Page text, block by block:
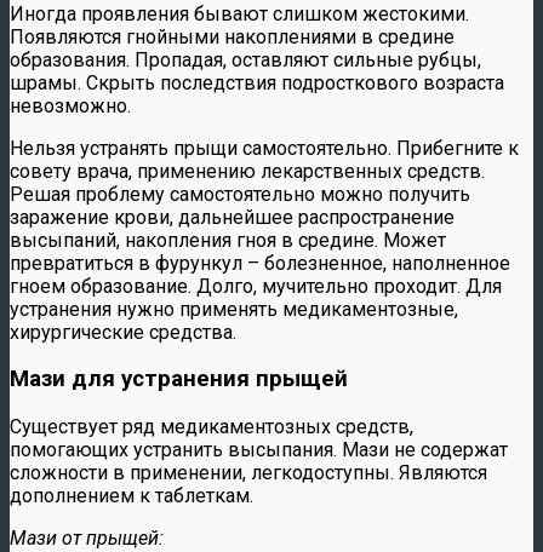
Иногда проявления бывают слишком жестокими.
Появляются гнойными накоплениями в средине
образования. Пропадая, оставляют сильные рубцы,
шрамы. Скрыть последствия подросткового возраста
невозможно.
Нельзя устранять прыщи самостоятельно. Прибегните к
совету врача, применению лекарственных средств.
Решая проблему самостоятельно можно получить
заражение крови, дальнейшее распространение
высыпаний, накопления гноя в средине. Может
превратиться в фурункул – болезненное, наполненное
гноем образование. Долго, мучительно проходит. Для
устранения нужно применять медикаментозные,
хирургические средства.
Мази для устранения прыщей
Существует ряд медикаментозных средств,
помогающих устранить высыпания. Мази не содержат
сложности в применении, легкодоступны. Являются
дополнением к таблеткам.
Мази от прыщей: